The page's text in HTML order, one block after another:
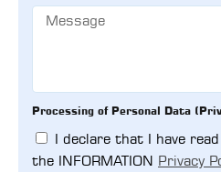
Processing of Personal Data
I declare that I have
the INFORMATION Privacy